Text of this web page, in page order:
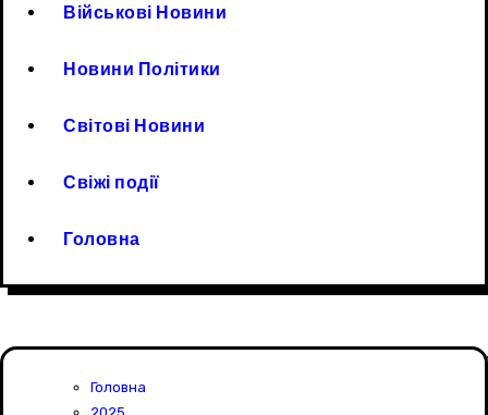
Військові Новини
Новини Політики
Світові Новини
Свіжі події
Головна
Головна